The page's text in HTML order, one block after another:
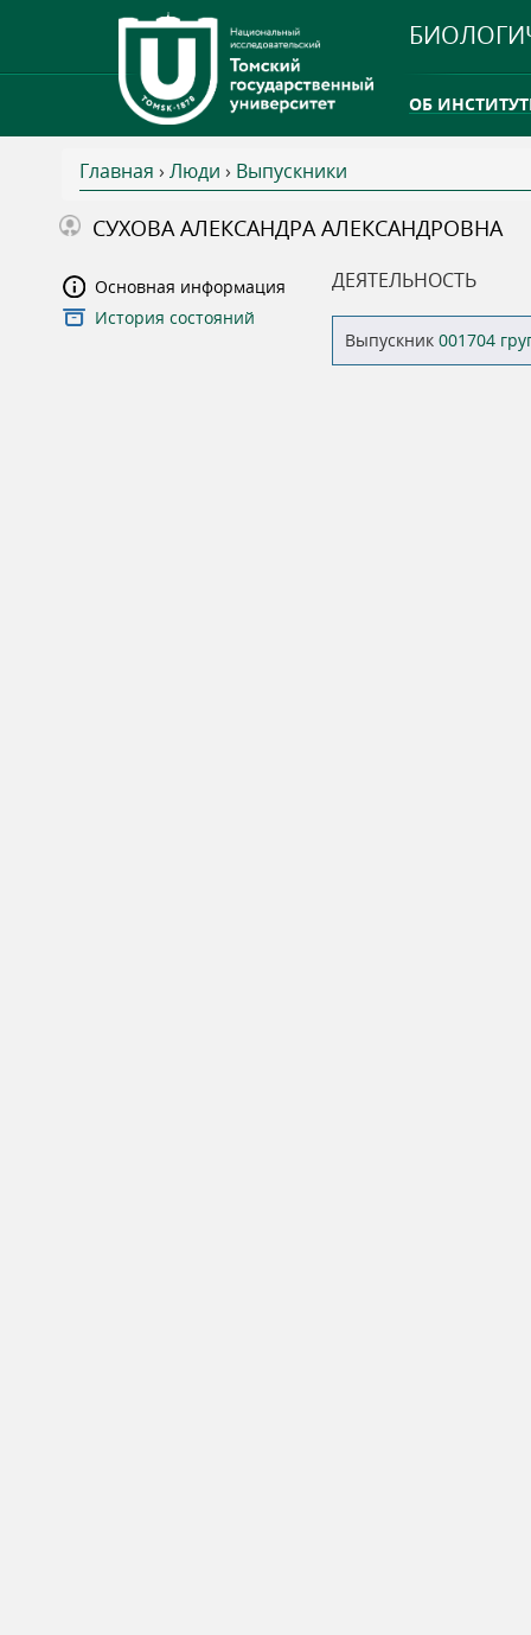
ОБ
ТГУ ОТКРЫЛ
В
ы
з
Главная › Люди › Выпускники
СУХОВА АЛЕКСАНДРА АЛЕКСАНДРОВНА
Основная информация
История состояний
ДЕЯТЕЛЬНОСТЬ
Выпускник 001704